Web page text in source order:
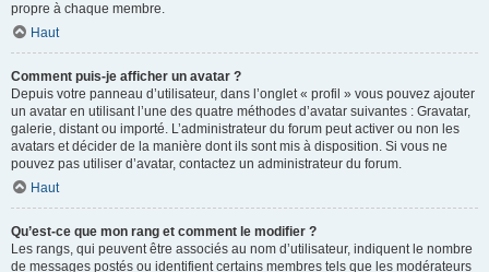
propre à chaque membre.
Haut
Comment puis-je afficher un avatar ?
Depuis votre panneau d’utilisateur, dans l’onglet « profil » vous pouvez ajouter
un avatar en utilisant l’une des quatre méthodes d’avatar suivantes : Gravatar,
galerie, distant ou importé. L’administrateur du forum peut activer ou non les
avatars et décider de la manière dont ils sont mis à disposition. Si vous ne
pouvez pas utiliser d’avatar, contactez un administrateur du forum.
Haut
Qu’est-ce que mon rang et comment le modifier ?
Les rangs, qui peuvent être associés au nom d’utilisateur, indiquent le nombre
de messages postés ou identifient certains membres tels que les modérateurs